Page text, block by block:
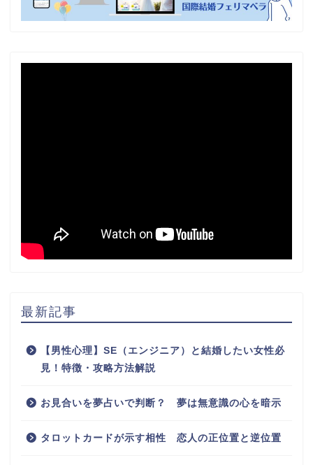
最新記事
【男性心理】SE（エンジニア）と結婚したい女性必
見！特徴・攻略方法解説
お見合いを夢占いで判断？ 夢は無意識の心を暗示
タロットカードが示す相性 恋人の正位置と逆位置